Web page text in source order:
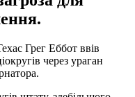
Грег Еббот ввів
через ураган